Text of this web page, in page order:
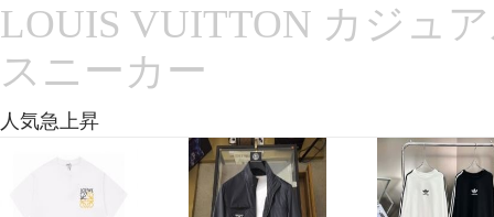
LOUIS VUITTON カジュ
スニーカー
人気急上昇